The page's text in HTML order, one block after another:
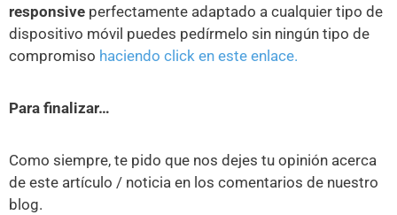
responsive perfectamente adaptado a cualquier tipo de
dispositivo móvil puedes pedírmelo sin ningún tipo de
compromiso haciendo click en este enlace.
Para finalizar…
Como siempre, te pido que nos dejes tu opinión acerca
de este artículo / noticia en los comentarios de nuestro
blog.